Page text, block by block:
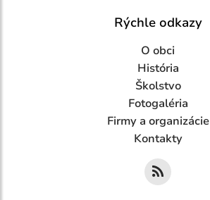
Rýchle odkazy
O obci
História
Školstvo
Fotogaléria
Firmy a organizácie
Kontakty